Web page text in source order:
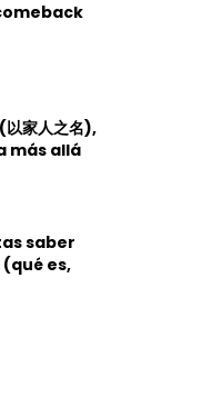
家人之名),
más allá
saber
es,